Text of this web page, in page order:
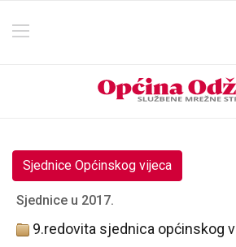
Sjednice Općinskog vijeca
Sjednice u 2017.
9.redovita sjednica općinskog